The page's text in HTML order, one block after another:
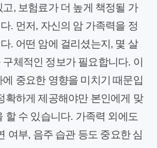
, 보험료가 더 높게 책정될 가
. 먼저, 자신의 암 가족력을 정
. 어떤 암에 걸리셨는지, 몇 살
체적인 정보가 필요합니다. 이
중요한 영향을 미치기 때문입
확하게 제공해야만 본인에게 맞
할 수 있습니다. 가족력 외에도
여부, 음주 습관 등도 중요한 심